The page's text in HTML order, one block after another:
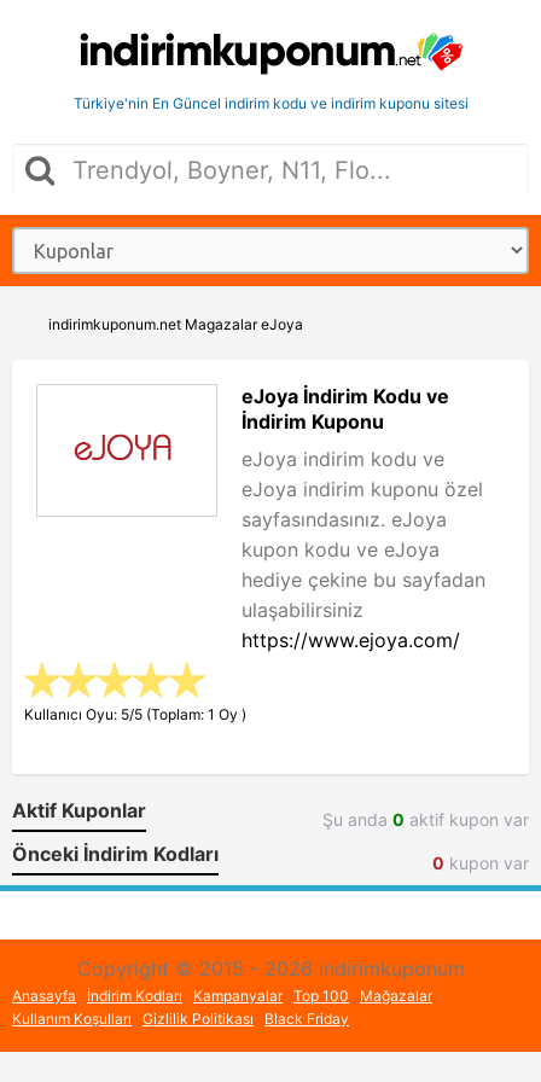
Türkiye'nin En Güncel indirim kodu ve indirim kuponu sitesi
indirimkuponum.net Magazalar eJoya
eJoya İndirim Kodu ve
İndirim Kuponu
eJoya indirim kodu ve
eJoya indirim kuponu özel
sayfasındasınız. eJoya
kupon kodu ve eJoya
hediye çekine bu sayfadan
ulaşabilirsiniz
https://www.ejoya.com/
Kullanıcı Oyu: 5/5 (Toplam: 1 Oy )
Aktif Kuponlar Şu anda 0 aktif kupon var
Önceki İndirim Kodları 0 kupon var
Copyright © 2015 - 2026 indirimkuponum
Anasayfa İndirim Kodları Kampanyalar Top 100
Mağazalar
Kullanım Koşulları
Gizlilik Politikası Black Friday